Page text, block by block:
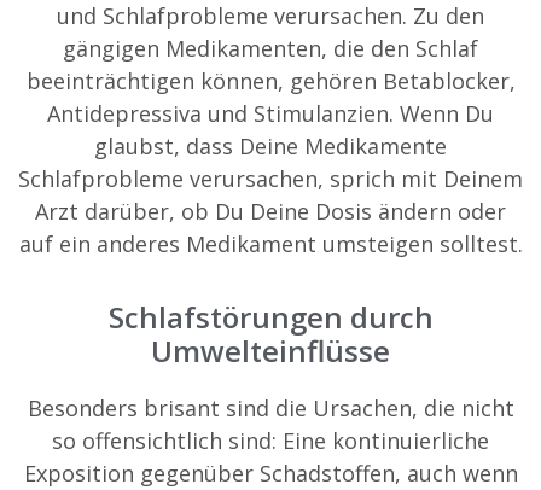
und Schlafprobleme verursachen. Zu den
gängigen Medikamenten, die den Schlaf
beeinträchtigen können, gehören Betablocker,
Antidepressiva und Stimulanzien. Wenn Du
glaubst, dass Deine Medikamente
Schlafprobleme verursachen, sprich mit Deinem
Arzt darüber, ob Du Deine Dosis ändern oder
auf ein anderes Medikament umsteigen solltest.
Schlafstörungen durch
Umwelteinflüsse
Besonders brisant sind die Ursachen, die nicht
so offensichtlich sind: Eine kontinuierliche
Exposition gegenüber Schadstoffen, auch wenn